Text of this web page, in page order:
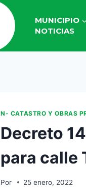
MUNICIPIO
NOTICIAS
N- CATASTRO Y OBRAS
Decreto
para calle
Por 25 enero, 2022